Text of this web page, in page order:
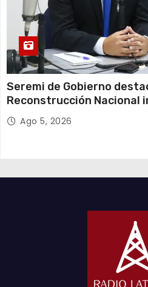
Seremi de Gobierno
Reconstrucción Nacional
y el empleo en Tarapacá
Ago 5, 2026